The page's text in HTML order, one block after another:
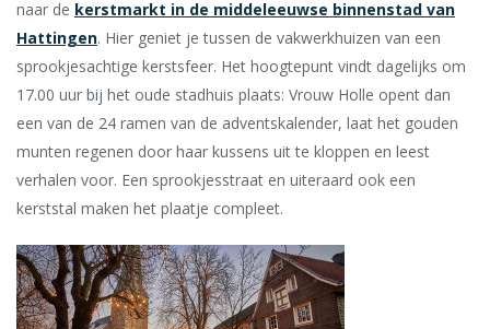
naar de kerstmarkt in de middeleeuwse binnenstad van
Hattingen. Hier geniet je tussen de vakwerkhuizen van een
sprookjesachtige kerstsfeer. Het hoogtepunt vindt dagelijks om
17.00 uur bij het oude stadhuis plaats: Vrouw Holle opent dan
een van de 24 ramen van de adventskalender, laat het gouden
munten regenen door haar kussens uit te kloppen en leest
verhalen voor. Een sprookjesstraat en uiteraard ook een
kerststal maken het plaatje compleet.